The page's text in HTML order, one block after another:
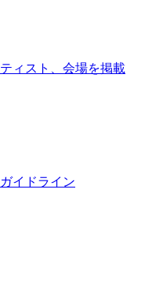
ィスト、会場を掲載
イドライン